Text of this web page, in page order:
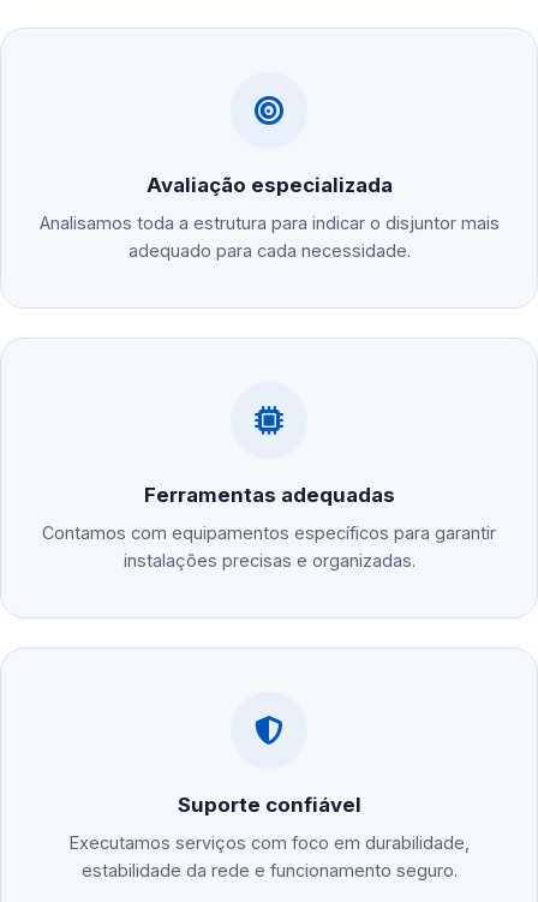
Avaliação especializada
Analisamos toda a estrutura para indicar o disjuntor mais
adequado para cada necessidade.
Ferramentas adequadas
Contamos com equipamentos específicos para garantir
instalações precisas e organizadas.
Suporte confiável
Executamos serviços com foco em durabilidade,
estabilidade da rede e funcionamento seguro.